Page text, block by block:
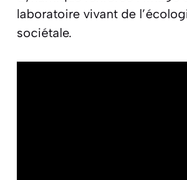
laboratoire vivant de
sociétale.